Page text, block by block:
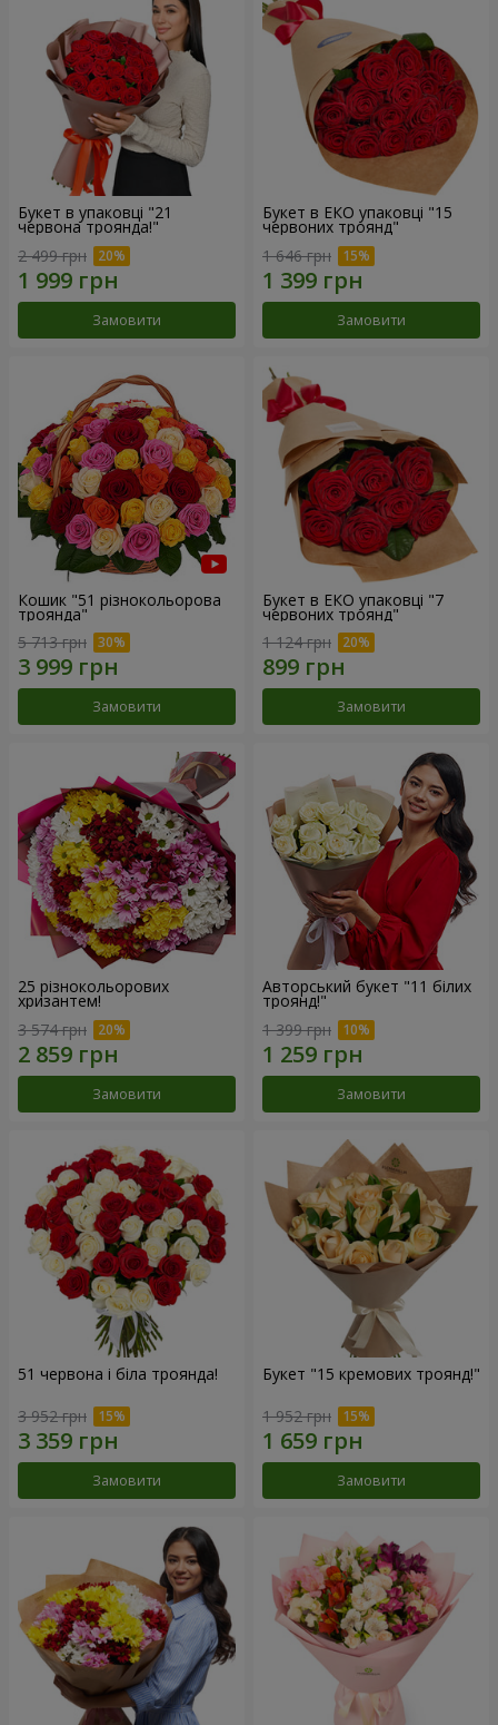
Букет в упаковці "21
червона троянда!"
2 499 грн
Замовити
Букет в ЕКО упаковці "15
червоних троянд"
1 646 грн
Замовити
Кошик "51 різнокольорова
троянда"
5 713 грн
Замовити
Букет в ЕКО упаковці "7
червоних троянд"
1 124 грн
Замовити
25 різнокольорових
хризантем!
3 574 грн
Замовити
Авторський букет "11 білих
троянд!"
1 399 грн
Замовити
51 червона і біла троянда!
3 952 грн
Замовити
Букет "15 кремових троянд!"
1 952 грн
Замовити